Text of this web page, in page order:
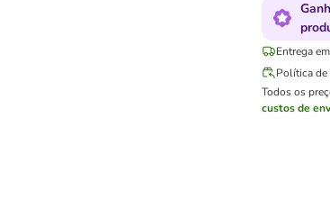
Entrega
Política
Todos os
custos de